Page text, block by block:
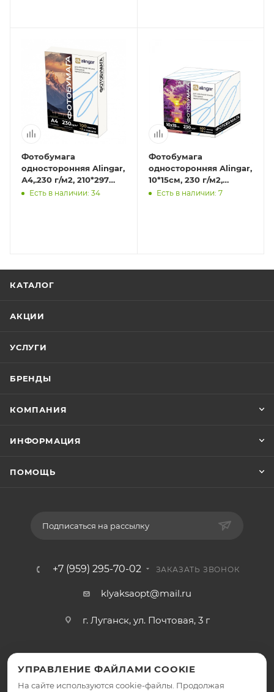
Фотобумага
односторонняя Alingar,
А4,.230 г/м2, 210*297
мм.,100л.+ 2 л,
Есть в наличии: 34
Фотобумага
односторонняя Alingar,
10*15см, 230 г/м2,
500л.+10л.в подарок,
Есть в наличии: 7
КАТАЛОГ
АКЦИИ
УСЛУГИ
БРЕНДЫ
КОМПАНИЯ
ИНФОРМАЦИЯ
ПОМОЩЬ
Подписаться на рассылку
+7 (959) 295-70-02 ЗАКАЗАТЬ ЗВОНОК
klyaksaopt@mail.ru
г. Луганск, ул. Почтовая, 3 г
УПРАВЛЕНИЕ ФАЙЛАМИ COOKIE
На сайте используются cookie-файлы. Продолжая